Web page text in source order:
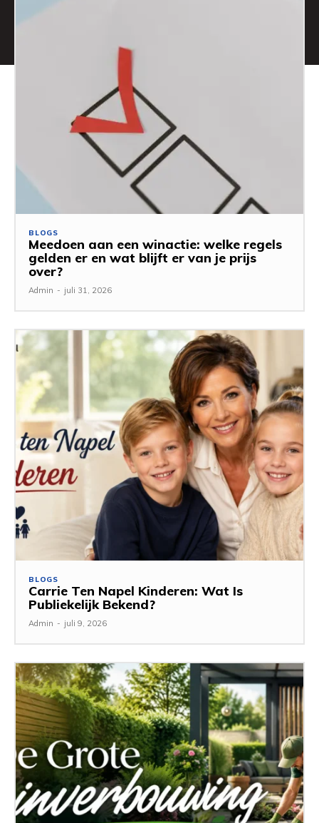
BLOGS
Meedoen aan een winactie: welke regels
gelden er en wat blijft er van je prijs
over?
Admin - juli 31, 2026
BLOGS
Carrie Ten Napel Kinderen: Wat Is
Publiekelijk Bekend?
Admin - juli 9, 2026